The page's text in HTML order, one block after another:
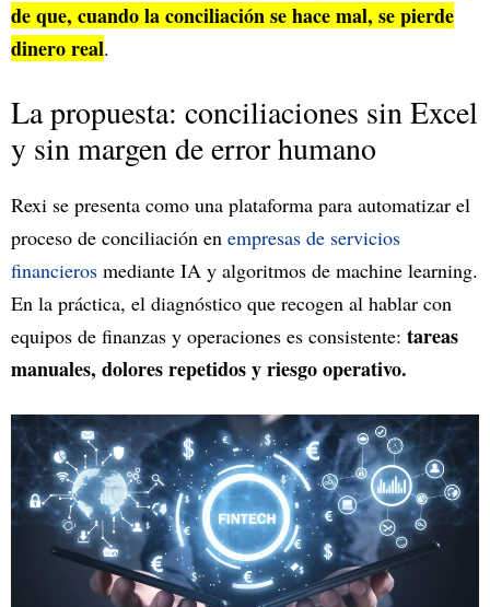
de que, cuando la conciliación se hace mal, se pierde
dinero real.
La propuesta: conciliaciones sin Excel
y sin margen de error humano
Rexi se presenta como una plataforma para automatizar el
proceso de conciliación en empresas de servicios
financieros mediante IA y algoritmos de machine learning.
En la práctica, el diagnóstico que recogen al hablar con
equipos de finanzas y operaciones es consistente: tareas
manuales, dolores repetidos y riesgo operativo.